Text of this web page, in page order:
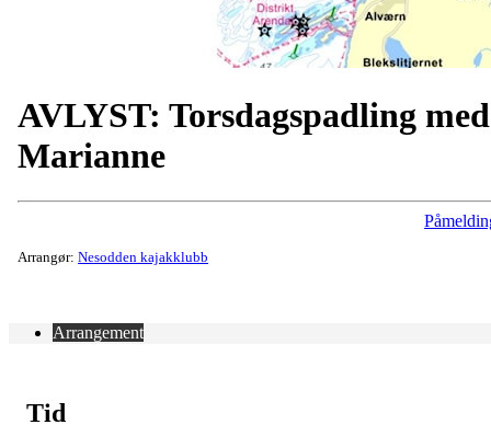
AVLYST: Torsdagspadling med
Marianne
Arrangør: Nesodden kajakklubb
Arrangement
Tid